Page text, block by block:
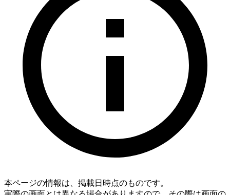
本ページの情報は、掲載日時点のものです。